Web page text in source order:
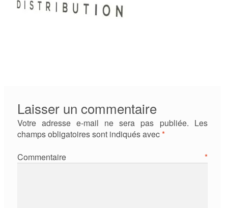
Laisser un commentaire
Votre adresse e-mail ne sera pas publiée. Les
champs obligatoires sont indiqués avec*
Commentaire *